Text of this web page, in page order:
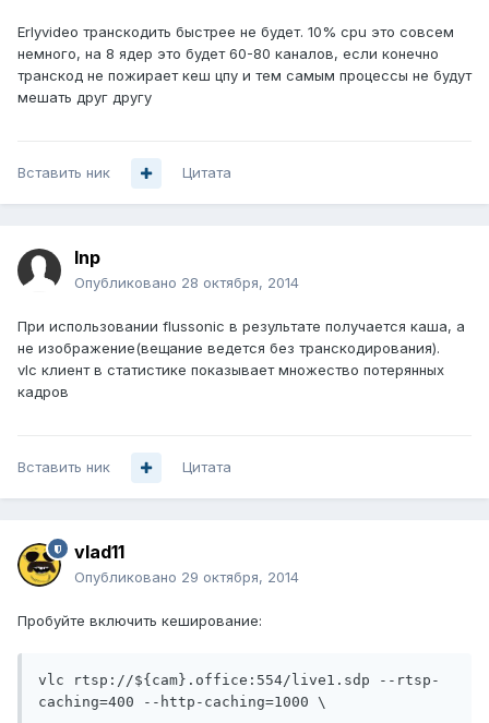
Erlyvideo транскодить быстрее не будет. 10% cpu это совсем
немного, на 8 ядер это будет 60-80 каналов, если конечно
транскод не пожирает кеш цпу и тем самым процессы не будут
мешать друг другу
Вставить ник Цитата
Inp
Опубликовано 28 октября, 2014
При использовании flussonic в результате получается каша, а
не изображение(вещание ведется без транскодирования).
vlc клиент в статистике показывает множество потерянных
кадров
Вставить ник Цитата
vlad11
Опубликовано 29 октября, 2014
Пробуйте включить кеширование:
vlc rtsp://${cam}.office:554/live1.sdp --rtsp-
caching=400 --http-caching=1000 \